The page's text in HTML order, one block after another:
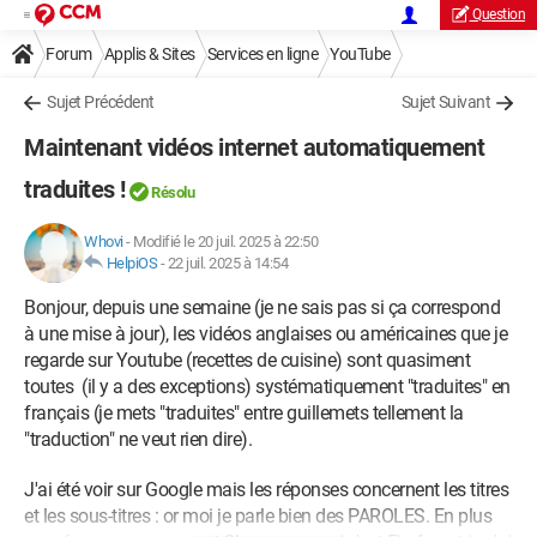
Question
Forum Applis & Sites Services en ligne YouTube
Sujet Précédent Sujet Suivant
Maintenant vidéos internet automatiquement
traduites !
Résolu
Whovi- Modifié le 20 juil. 2025 à 22:50
HelpiOS-22 juil. 2025 à 14:54
Bonjour, depuis une semaine (je ne sais pas si ça correspond
à une mise à jour), les vidéos anglaises ou américaines que je
regarde sur Youtube (recettes de cuisine) sont quasiment
toutes (il y a des exceptions) systématiquement "traduites" en
français (je mets "traduites" entre guillemets tellement la
"traduction" ne veut rien dire).
J'ai été voir sur Google mais les réponses concernent les titres
et les sous-titres : or moi je parle bien des PAROLES. En plus